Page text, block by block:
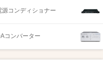
源コンディショナー
コンバーター